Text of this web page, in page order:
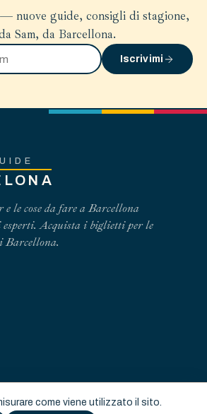
— nuove guide, consigli di stagione,
Sam, da Barcellona.
Iscrivimi
le cose da fare a Barcellona
Acquista i biglietti per le
come viene utilizzato il sito.